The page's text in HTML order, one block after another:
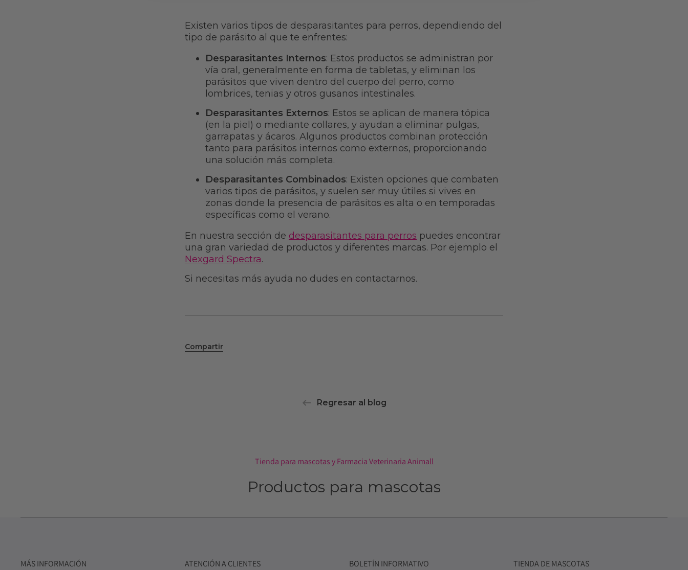
Existen varios tipos de desparasitantes para perros, dependiendo del
tipo de parásito al que te enfrentes:
Desparasitantes Internos: Estos productos se administran por
vía oral, generalmente en forma de tabletas, y eliminan los
parásitos que viven dentro del cuerpo del perro, como
lombrices, tenias y otros gusanos intestinales.
Desparasitantes Externos: Estos se aplican de manera tópica
(en la piel) o mediante collares, y ayudan a eliminar pulgas,
garrapatas y ácaros. Algunos productos combinan protección
tanto para parásitos internos como externos, proporcionando
una solución más completa.
Desparasitantes Combinados: Existen opciones que combaten
varios tipos de parásitos, y suelen ser muy útiles si vives en
zonas donde la presencia de parásitos es alta o en temporadas
específicas como el verano.
En nuestra sección de desparasitantes para perros puedes encontrar
una gran variedad de productos y diferentes marcas. Por ejemplo el
Nexgard Spectra.
Si necesitas más ayuda no dudes en contactarnos.
Compartir
Regresar al blog
Tienda para mascotas y Farmacia Veterinaria Animall
Productos para mascotas
MÁS INFORMACIÓN ATENCIÓN A CLIENTES BOLETÍN INFORMATIVO TIENDA DE MASCOTAS